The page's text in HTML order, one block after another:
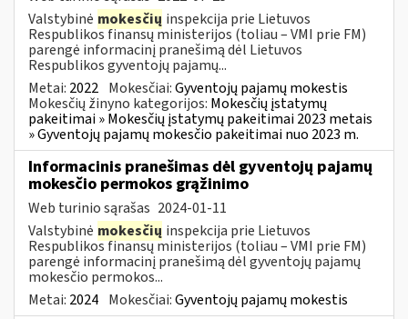
Valstybinė mokesčių inspekcija prie Lietuvos
Respublikos finansų ministerijos (toliau – VMI prie FM)
parengė informacinį pranešimą dėl Lietuvos
Respublikos gyventojų pajamų...
Metai: 2022 Mokesčiai:Gyventojų pajamų mokestis
Mokesčių žinyno kategorijos: Mokesčių įstatymų
pakeitimai » Mokesčių įstatymų pakeitimai 2023 metais
» Gyventojų pajamų mokesčio pakeitimai nuo 2023 m.
Informacinis pranešimas dėl gyventojų pajamų
mokesčio permokos grąžinimo
Web turinio sąrašas 2024-01-11
Valstybinė mokesčių inspekcija prie Lietuvos
Respublikos finansų ministerijos (toliau – VMI prie FM)
parengė informacinį pranešimą dėl gyventojų pajamų
mokesčio permokos...
Metai: 2024 Mokesčiai:Gyventojų pajamų mokestis